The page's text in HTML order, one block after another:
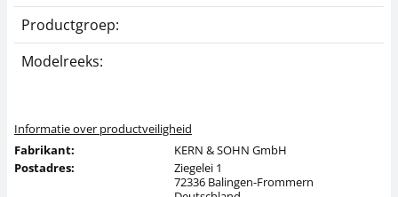
Productgroep:
Modelreeks:
Informatie over productveiligheid
Fabrikant:
KERN & SOHN GmbH
Postadres:
Ziegelei 1
72336 Balingen-Frommern